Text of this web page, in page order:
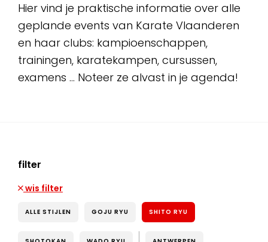
Hier vind je praktische informatie over alle
geplande events van Karate Vlaanderen
en haar clubs: kampioenschappen,
trainingen, karatekampen, cursussen,
examens … Noteer ze alvast in je agenda!
filter
wis filter
ALLE STIJLEN GOJU RYU SHITO RYU